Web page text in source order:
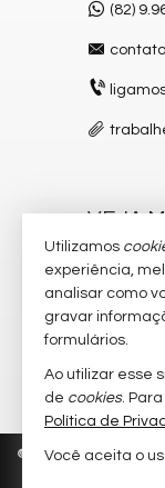
(82)
VEJA
receba
imóveis
mapa
© 2026 CRECI/AL
Utilizamos
experiência,
analisar como
gravar
formulários.
Ao utilizar esse
de cookies.
Política de
Você aceita o